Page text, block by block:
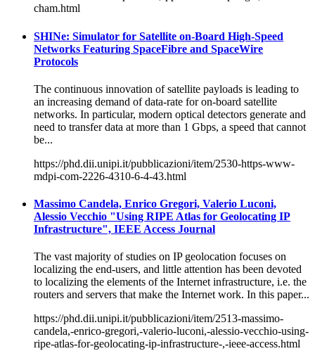
cham.html
SHINe: Simulator for Satellite on-Board High-Speed
Networks Featuring SpaceFibre and SpaceWire
Protocols
The continuous innovation of satellite payloads is leading to
an increasing demand of data-rate for on-board satellite
networks. In particular, modern optical detectors generate and
need to transfer data at more than 1 Gbps, a speed that cannot
be...
https://phd.dii.unipi.it/pubblicazioni/item/2530-https-www-
mdpi-com-2226-4310-6-4-43.html
Massimo Candela, Enrico Gregori, Valerio Luconi,
Alessio Vecchio "Using RIPE Atlas for Geolocating IP
Infrastructure", IEEE Access Journal
The vast majority of studies on IP geolocation focuses on
localizing the end-users, and little attention has been devoted
to localizing the elements of the Internet infrastructure, i.e. the
routers and servers that make the Internet work. In this paper...
https://phd.dii.unipi.it/pubblicazioni/item/2513-massimo-
candela,-enrico-gregori,-valerio-luconi,-alessio-vecchio-using-
ripe-atlas-for-geolocating-ip-infrastructure-,-ieee-access.html